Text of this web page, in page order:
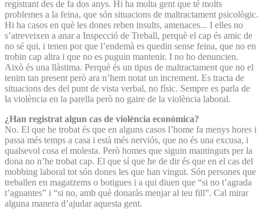
registrant des de fa dos anys. Hi ha molta gent que té molts
problemes a la feina, que són situacions de maltractament psicològic.
Hi ha casos en què les dones reben insults, amenaces... I elles no
s’atreveixen a anar a Inspecció de Treball, perquè el cap és amic de
no sé qui, i tenen por que l’endemà es quedin sense feina, que no en
trobin cap altra i que no es puguin mantenir. I no ho denuncien.
Això és una llàstima. Perquè és un tipus de maltractament que no el
tenim tan present però ara n’hem notat un increment. Es tracta de
situacions des del punt de vista verbal, no físic. Sempre es parla de
la violència en la parella però no gaire de la violència laboral.
¿Han registrat algun cas de violència econòmica?
No. El que he trobat és que en alguns casos l’home fa menys hores i
passa més temps a casa i està més nerviós, que no és una excusa, i
qualsevol cosa el molesta. Però homes que siguin mantinguts per la
dona no n’he trobat cap. El que sí que he de dir és que en el cas del
mobbing laboral tot són dones les que han vingut. Són persones que
treballen en magatzems o botigues i a qui diuen que “si no t’agrada
t’aguantes” i “si no, amb què donaràs menjar al teu fill”. Cal mirar
alguna manera d’ajudar aquesta gent.